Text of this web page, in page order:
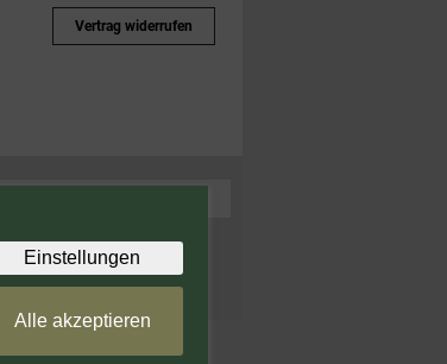
Vertrag widerrufen
einlösbar auf bereits rabattierte
Einstellungen
Alle akzeptieren